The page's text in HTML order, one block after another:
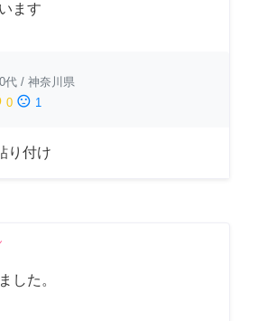
ます
代 / 神奈川県
0 sentiment_dissatisfied 1
り付け
した。